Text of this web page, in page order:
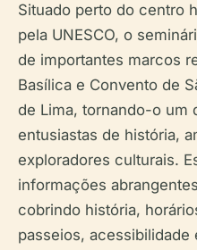
Situado perto do centro
pela UNESCO, o
de importantes marcos
Basílica e Convento de
de Lima, tornando-o um
entusiastas de história,
exploradores culturais.
informações
cobrindo história,
passeios, acessibilidade